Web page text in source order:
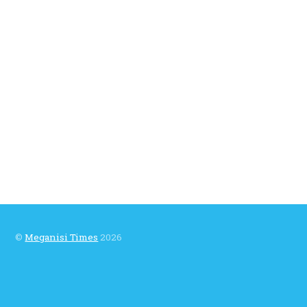
©Meganisi Times 2026